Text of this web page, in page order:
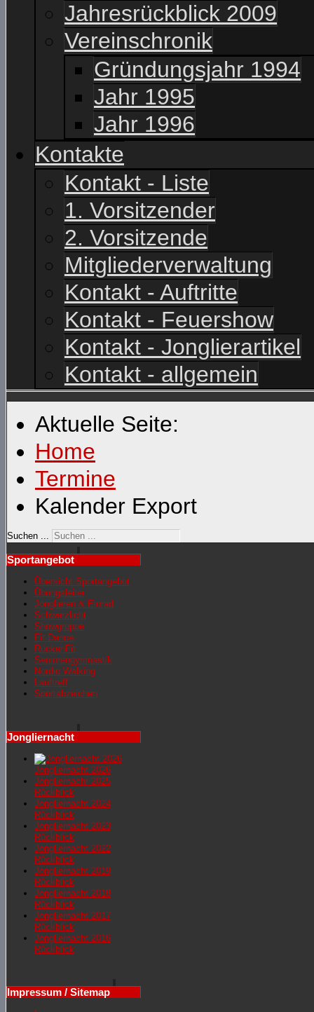
Jahresrückblick 2009
Vereinschronik
Gründungsjahr 1994
Jahr 1995
Jahr 1996
Kontakte
Kontakt - Liste
1. Vorsitzender
2. Vorsitzende
Mitgliederverwaltung
Kontakt - Auftritte
Kontakt - Feuershow
Kontakt - Jonglierartikel
Kontakt - allgemein
Aktuelle Seite:
Home
Termine
Kalender Export
Suchen ...
Sportangebot
Übersicht Sportangebot
Übungsleiter
Jonglieren & Einrad
Schwarzlicht
Showgruppe
Fit Dance
RückenFit
Seniorengymnastik
Nordic Walking
Lauftreff
Sportabzeichen
Jongliernacht
Jongliernacht 2026
Jongliernachr 2025
Rückblick
Jongliernacht 2024
Rückblick
Jongliernacht 2023
Rückblick
Jongliernacht 2022
Rückblick
Jongliernacht 2019
Rückblick
Jongliernacht 2018
Rückblick
Jongliernacht 2017
Rückblick
Jongliernacht 2016
Rückblick
Impressum / Sitemap